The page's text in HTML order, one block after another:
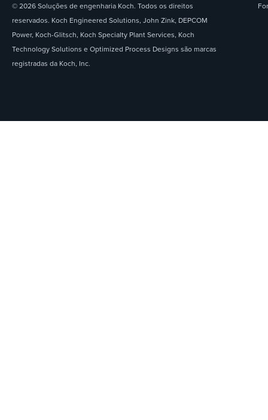
© 2026 Soluções de engenharia Koch. Todos os direitos
reservados. Koch Engineered Solutions, John Zink, DEPCOM
Power, Koch-Glitsch, Koch Specialty Plant Services, Koch
Technology Solutions e Optimized Process Designs são marcas
registradas da Koch, Inc.